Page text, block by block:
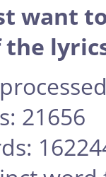
want
the
21656